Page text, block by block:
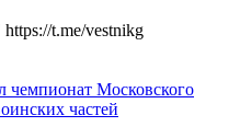
t.me/vestnikg
чемпионат Московского
частей